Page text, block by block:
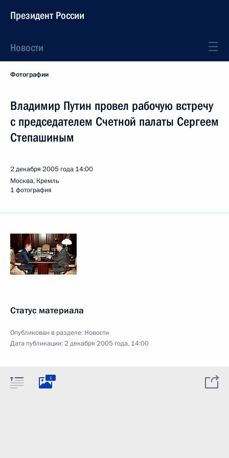
Президент России
Новости
Фотографии
Владимир Путин провел рабочую встречу
с председателем Счетной палаты Сергеем
Степашиным
2 декабря 2005 года 14:00
Москва, Кремль
1 фотография
Статус материала
Опубликован в разделе: Новости
Дата публикации:2 декабря 2005 года, 14:00
1